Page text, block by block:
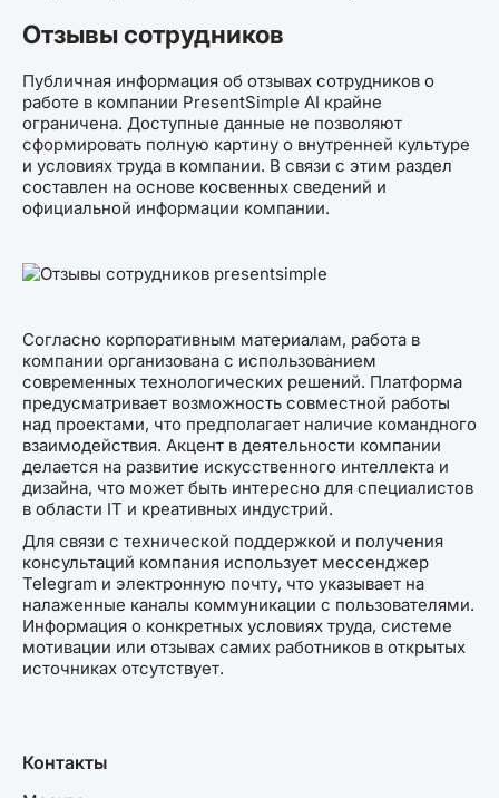
Отзывы сотрудников
Публичная информация об отзывах сотрудников о
работе в компании PresentSimple AI крайне
ограничена. Доступные данные не позволяют
сформировать полную картину о внутренней культуре
и условиях труда в компании. В связи с этим раздел
составлен на основе косвенных сведений и
официальной информации компании.
Согласно корпоративным материалам, работа в
компании организована с использованием
современных технологических решений. Платформа
предусматривает возможность совместной работы
над проектами, что предполагает наличие командного
взаимодействия. Акцент в деятельности компании
делается на развитие искусственного интеллекта и
дизайна, что может быть интересно для специалистов
в области IT и креативных индустрий.
Для связи с технической поддержкой и получения
консультаций компания использует мессенджер
Telegram и электронную почту, что указывает на
налаженные каналы коммуникации с пользователями.
Информация о конкретных условиях труда, системе
мотивации или отзывах самих работников в открытых
источниках отсутствует.
Контакты